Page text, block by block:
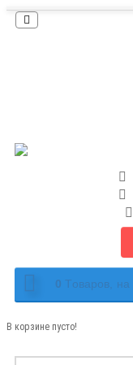
0 Tоваров, на
В корзине пусто!